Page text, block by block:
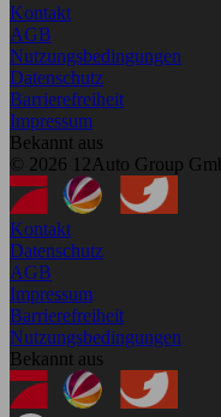
Kontakt
AGB
Nutzungsbedingungen
Datenschutz
Barrierefreiheit
Impressum
Bekannt aus
© 2026 12Auto Group
Kontakt
Datenschutz
AGB
Impressum
Barrierefreiheit
Nutzungsbedingungen
Bekannt aus